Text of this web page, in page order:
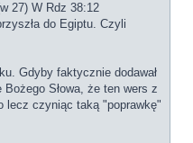
27) W Rdz 38:12
do Egiptu. Czyli
Gdyby faktycznie dodawał
Słowa, że ten wers z
lecz czyniąc taką "poprawkę"